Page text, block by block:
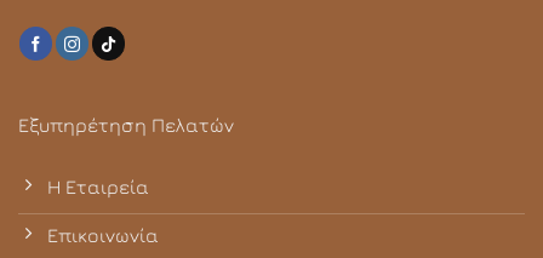
Εξυπηρέτηση Πελατών
Η Εταιρεία
Επικοινωνία